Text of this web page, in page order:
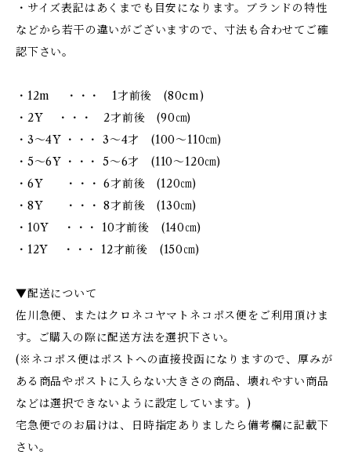
・サイズ表記はあくまでも目安になります。ブランドの特性
などから若干の違いがございますので、寸法も合わせてご確
認下さい。
・12m ・・・ 1才前後 (80cm)
・2Y ・・・ 2才前後 (90㎝)
・3～4Y ・・・ 3～4才 (100～110㎝)
・5～6Y ・・・ 5～6才 (110～120㎝)
・6Y ・・・ 6才前後 (120㎝)
・8Y ・・・ 8才前後 (130㎝)
・10Y ・・・ 10才前後 (140㎝)
・12Y ・・・ 12才前後 (150㎝)
▼配送について
佐川急便、またはクロネコヤマトネコポス便をご利用頂けま
す。ご購入の際に配送方法を選択下さい。
(※ネコポス便はポストへの直接投函になりますので、厚みが
ある商品やポストに入らない大きさの商品、壊れやすい商品
などは選択できないように設定しています。)
宅急便でのお届けは、日時指定ありましたら備考欄に記載下
さい。